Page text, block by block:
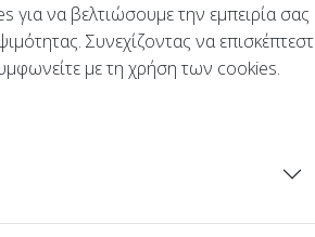
στο νήμα μεταξύ δύο πόντων.
βελόνα το νήμα που υπάρχει
με τέτοιο τρόπο ώστε να μην
και των υπόλοιπων δακτύλων, ή σε
στριφτά ή 1 προσθήκη ανάποδη
κλίση και δουλεύεται συνήθως στο
για να βελτιώσουμε την εμπειρία σας
Συνεχίζοντας να
με τη χρήση των cookies.